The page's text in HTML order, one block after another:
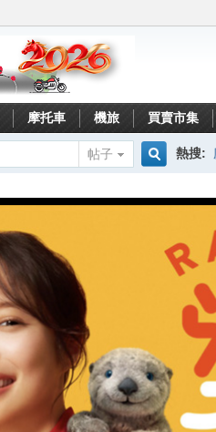
摩托車 機旅 買賣市集
帖子
熱搜: